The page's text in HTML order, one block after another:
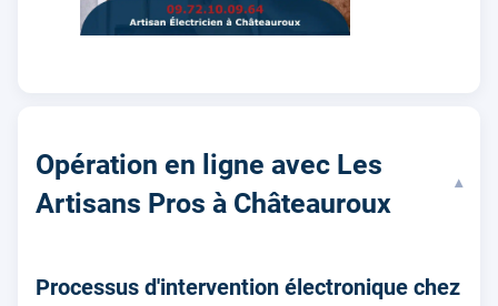
Opération en ligne avec Les
Artisans Pros à Châteauroux
▾
Processus d'intervention électronique chez